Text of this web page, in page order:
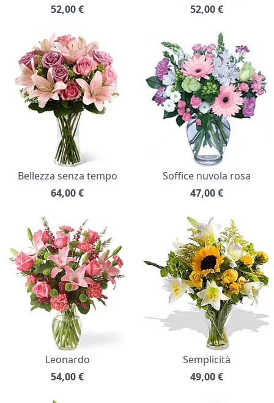
52,00€
52,00€
Bellezza senza tempo
64,00€
Soffice nuvola rosa
47,00€
Leonardo
54,00€
Semplicità
49,00€